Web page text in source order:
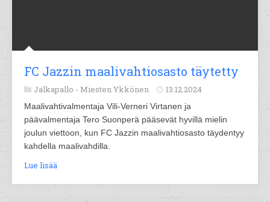
FC Jazzin maalivahtiosasto täytetty
Jalkapallo - Miesten Ykkönen 13.12.2024
Maalivahtivalmentaja Vili-Verneri Virtanen ja
päävalmentaja Tero Suonperä pääsevät hyvillä mielin
joulun viettoon, kun FC Jazzin maalivahtiosasto täydentyy
kahdella maalivahdilla.
Lue lisää